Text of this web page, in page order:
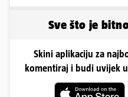
Sve što je
Skini aplikaciju za
komentiraj i budi uvijek